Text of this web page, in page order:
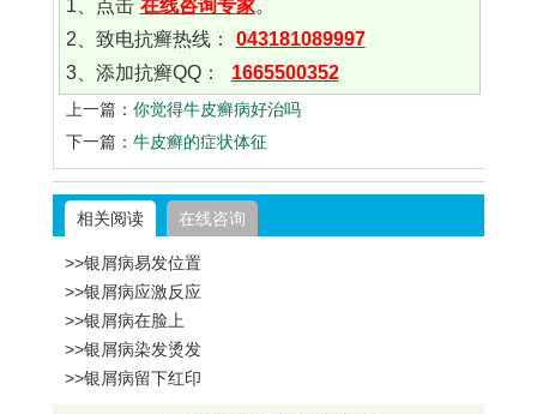
1、点击 在线咨询专家。
2、致电抗癣热线：
043181089997
3、添加抗癣QQ：
1665500352
上一篇： 你觉得牛皮癣病好治吗
下一篇： 牛皮癣的症状体征
相关阅读 在线咨询
>>银屑病易发位置
>>银屑病应激反应
>>银屑病在脸上
>>银屑病染发烫发
>>银屑病留下红印